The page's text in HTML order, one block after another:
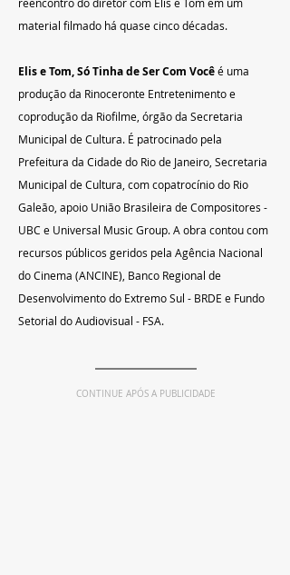
material filmado há quase cinco décadas.
Elis e Tom, Só Tinha de Ser Com Você é uma
produção da Rinoceronte Entretenimento e
coprodução da Riofilme, órgão da Secretaria
Municipal de Cultura. É patrocinado pela
Prefeitura da Cidade do Rio de Janeiro, Secretaria
Municipal de Cultura, com copatrocínio do Rio
Galeão, apoio União Brasileira de Compositores -
UBC e Universal Music Group. A obra contou com
recursos públicos geridos pela Agência Nacional
do Cinema (ANCINE), Banco Regional de
Desenvolvimento do Extremo Sul - BRDE e Fundo
Setorial do Audiovisual - FSA.
CONTINUE APÓS A PUBLICIDADE